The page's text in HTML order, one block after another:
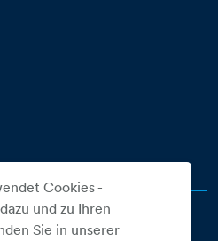
Cookies -
und zu Ihren
Sie in unserer